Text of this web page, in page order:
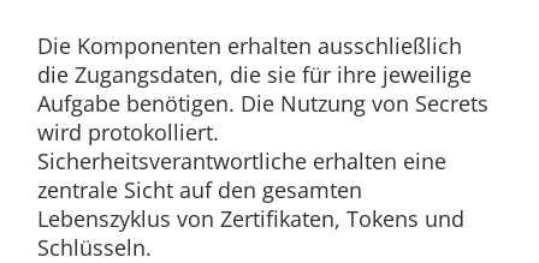
Die Komponenten erhalten ausschließlich
die Zugangsdaten, die sie für ihre jeweilige
Aufgabe benötigen. Die Nutzung von Secrets
wird protokolliert.
Sicherheitsverantwortliche erhalten eine
zentrale Sicht auf den gesamten
Lebenszyklus von Zertifikaten, Tokens und
Schlüsseln.